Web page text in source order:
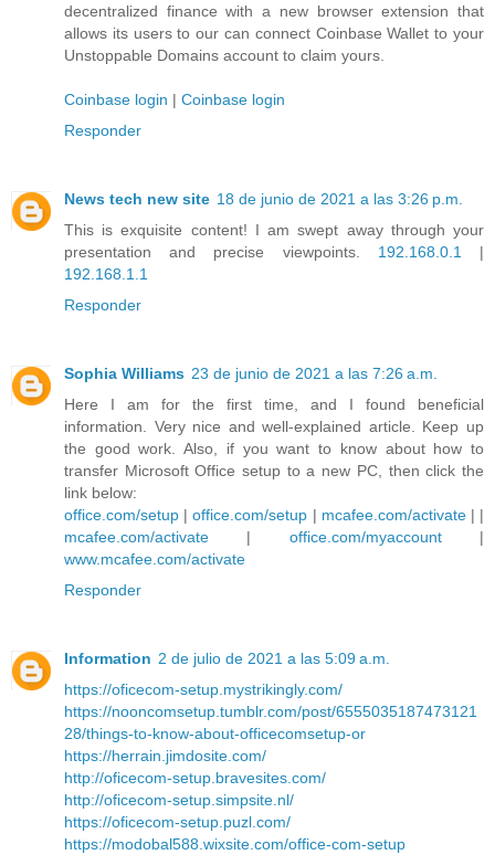
decentralized finance with a new browser extension that
allows its users to our can connect Coinbase Wallet to your
Unstoppable Domains account to claim yours.
Coinbase login | Coinbase login
Responder
News tech new site 18 de junio de 2021 a las 3:26 p.m.
This is exquisite content! I am swept away through your
presentation and precise viewpoints. 192.168.0.1|
192.168.1.1
Responder
Sophia Williams 23 de junio de 2021 a las 7:26 a.m.
Here I am for the first time, and I found beneficial
information. Very nice and well-explained article. Keep up
the good work. Also, if you want to know about how to
transfer Microsoft Office setup to a new PC, then click the
link below:
office.com/setup |office.com/setup | mcafee.com/activate| |
mcafee.com/activate | office.com/myaccount|
www.mcafee.com/activate
Responder
Information 2 de julio de 2021 a las 5:09 a.m.
https://oficecom-setup.mystrikingly.com/
https://nooncomsetup.tumblr.com/post/6555035187473121
28/things-to-know-about-officecomsetup-or
https://herrain.jimdosite.com/
http://oficecom-setup.bravesites.com/
http://oficecom-setup.simpsite.nl/
https://oficecom-setup.puzl.com/
https://modobal588.wixsite.com/office-com-setup